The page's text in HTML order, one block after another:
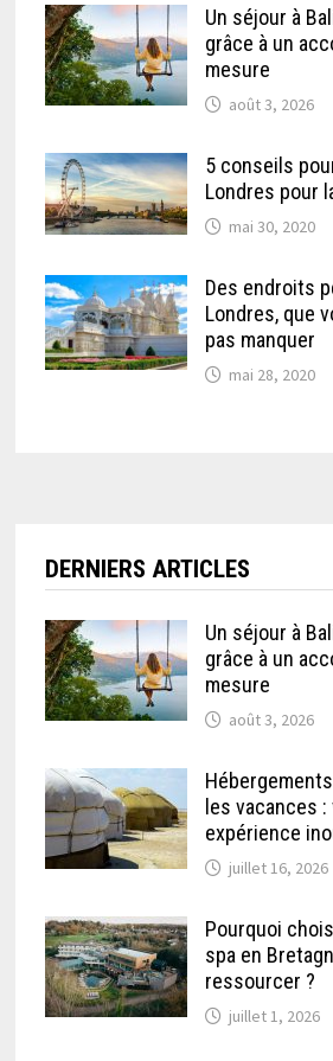
Un séjour à
grâce à un
mesure
août 3, 2026
5 conseils
Londres pour
mai 30, 2020
Des endroits
Londres, que
pas manquer
mai 28, 2020
DERNIERS ARTICLES
Un séjour à
grâce à un
mesure
août 3, 2026
les vacances
expérience
juillet 16, 2026
Pourquoi
spa en
ressourcer ?
juillet 1, 2026